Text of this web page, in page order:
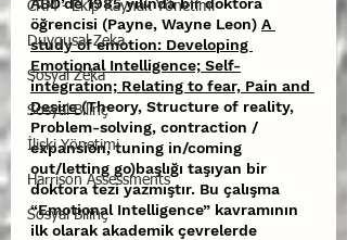
CRM - Ekip Kaynak Yönetimi
Duygusal Zeka
Sosyal Zeka
Sosyal Bilinç
İlişki Yönetimi
Harrison Assessments
Sosyal Bilinç
öğrencisi (Payne, Wayne Leon) A
study of emotion: Developing
Emotional Intelligence; Self-
integration; Relating to fear, Pain and
Desire (Theory, Structure of reality,
Problem-solving, contraction /
expansion, tuning in/coming
out/letting go)başlığı taşıyan bir
doktora tezi yazmıştır. Bu çalışma
“Emotional Intelligence” kavramının
ilk olarak akademik çevrelerde